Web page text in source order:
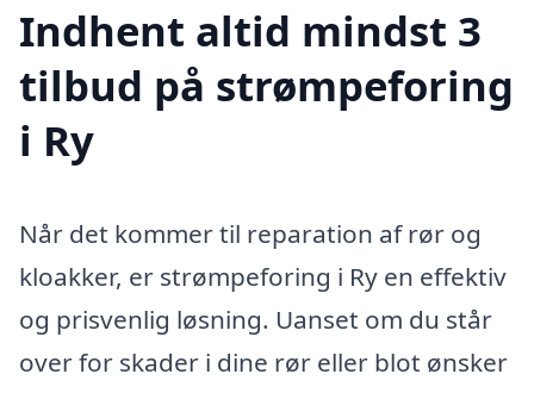
Indhent altid mindst 3
tilbud på strømpeforing
i Ry
Når det kommer til reparation af rør og
kloakker, er strømpeforing i Ry en effektiv
og prisvenlig løsning. Uanset om du står
over for skader i dine rør eller blot ønsker